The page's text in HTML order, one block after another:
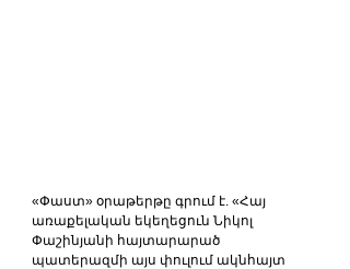
«Փաստ» օրաթերթը գրում է. «Հայ
առաքելական եկեղեցուն Նիկոլ
Փաշինյանի հայտարարած
պատերազմի այս փուլում ակնհայտ